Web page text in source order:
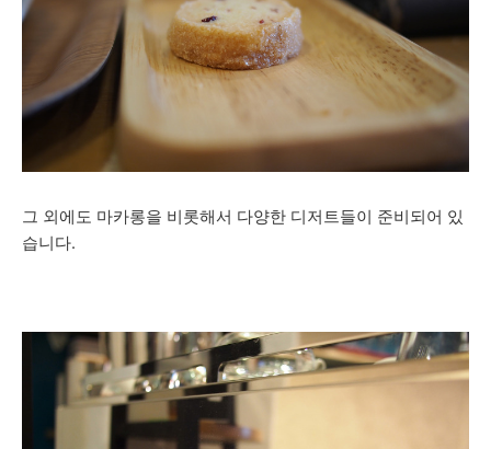
그 외에도 마카롱을 비롯해서 다양한 디저트들이 준비되어 있
습니다.